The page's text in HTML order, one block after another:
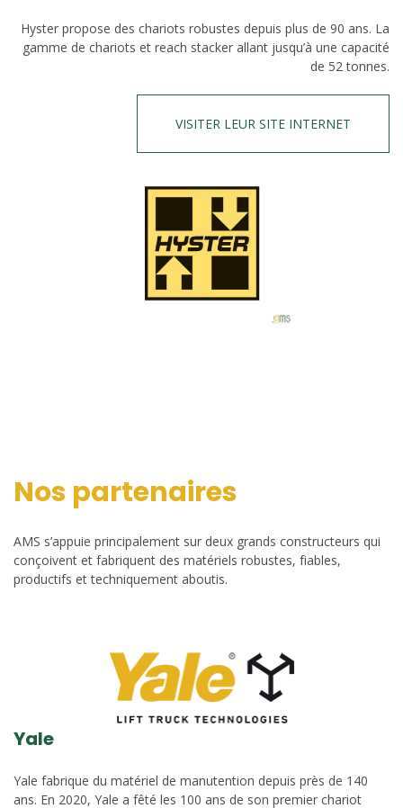
Hyster propose des chariots robustes depuis plus de 90 ans. La
gamme de chariots et reach stacker allant jusqu’à une capacité
de 52 tonnes.
VISITER LEUR SITE INTERNET
Nos partenaires
AMS s’appuie principalement sur deux grands constructeurs qui
conçoivent et fabriquent des matériels robustes, fiables,
productifs et techniquement aboutis.
Yale
Yale fabrique du matériel de manutention depuis près de 140
ans. En 2020, Yale a fêté les 100 ans de son premier chariot